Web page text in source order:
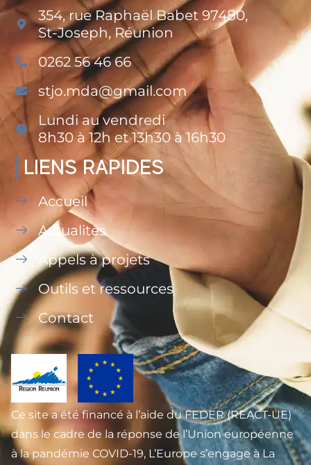
354, rue Raphaël Babet 97480,
St-Joseph, Réunion
0262 56 46 66
stjo.mda@gmail.com
Lundi au vendredi
8h30 à 12h et 13h30 à 16h30
LIENS RAPIDES
Accueil
Actualités
Appels à projets
Outils et ressources
Contact
Ce site a été financé à l’aide du FEDER (REACT-UE)
dans le cadre de la réponse de l’Union européenne
à la pandémie COVID-19, L’Europe s’engage à La